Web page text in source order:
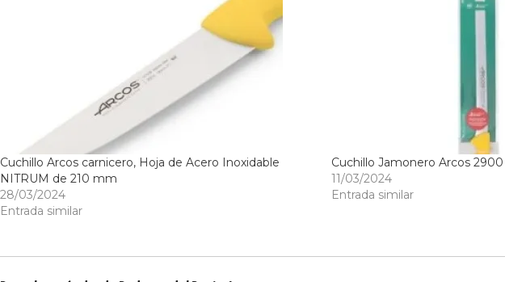
Cuchillo Arcos carnicero, Hoja de Acero Inoxidable
NITRUM de 210 mm
28/03/2024
Entrada similar
Cuchillo Jamonero Arcos 2900
11/03/2024
Entrada similar